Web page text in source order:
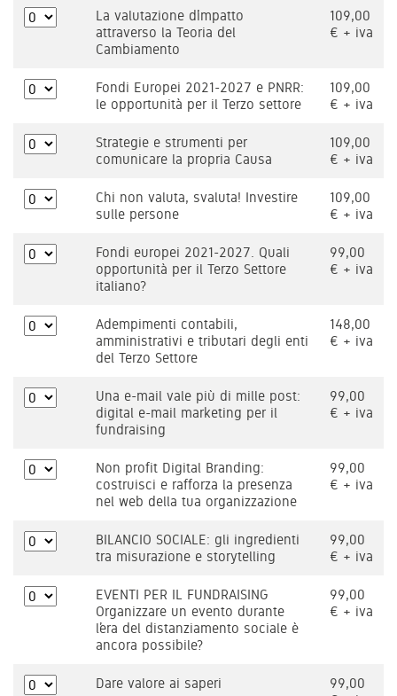
La valutazione d’impatto
attraverso la Teoria del
Cambiamento
109,00
€ + iva
Fondi Europei 2021-2027 e PNRR:
le opportunità per il Terzo settore
109,00
€ + iva
Strategie e strumenti per
comunicare la propria Causa
109,00
€ + iva
Chi non valuta, svaluta! Investire
sulle persone
109,00
€ + iva
Fondi europei 2021-2027. Quali
opportunità per il Terzo Settore
italiano?
99,00
€ + iva
Adempimenti contabili,
amministrativi e tributari degli enti
del Terzo Settore
148,00
€ + iva
Una e-mail vale più di mille post:
digital e-mail marketing per il
fundraising
99,00
€ + iva
Non profit Digital Branding:
costruisci e rafforza la presenza
nel web della tua organizzazione
99,00
€ + iva
BILANCIO SOCIALE: gli ingredienti
tra misurazione e storytelling
99,00
€ + iva
EVENTI PER IL FUNDRAISING
Organizzare un evento durante
l’era del distanziamento sociale è
ancora possibile?
99,00
€ + iva
Dare valore ai saperi
99,00